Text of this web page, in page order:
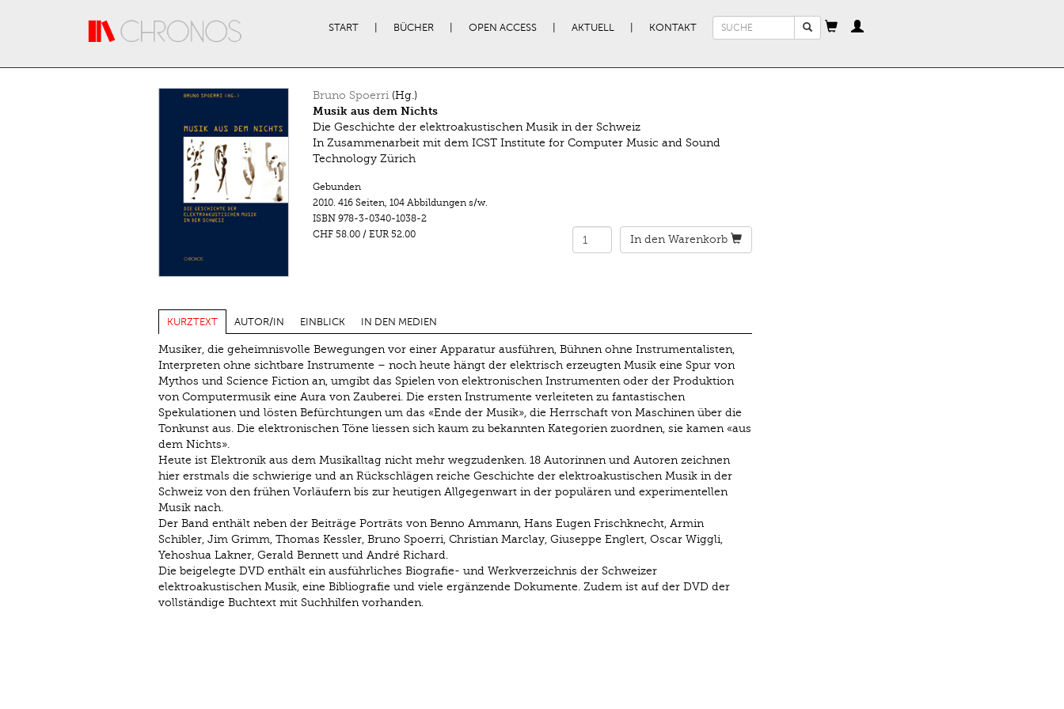
START BÜCHER OPEN ACCESS AKTUELL KONTAKT
Suchformular
Bruno Spoerri(Hg.)
Musik aus dem Nichts
Die Geschichte der elektroakustischen Musik in der Schweiz
In Zusammenarbeit mit dem ICST Institute for Computer Music and Sound
Technology Zürich
Gebunden
2010. 416 Seiten, 104 Abbildungen s/w.
ISBN 978-3-0340-1038-2
CHF 58.00/ EUR 52.00 In den Warenkorb
KURZTEXT AUTOR/IN EINBLICK IN DEN MEDIEN
Musiker, die geheimnisvolle Bewegungen vor einer Apparatur ausführen, Bühnen ohne Instrumentalisten,
Interpreten ohne sichtbare Instrumente – noch heute hängt der elektrisch erzeugten Musik eine Spur von
Mythos und Science Fiction an, umgibt das Spielen von elektronischen Instrumenten oder der Produktion
von Computermusik eine Aura von Zauberei. Die ersten Instrumente verleiteten zu fantastischen
Spekulationen und lösten Befürchtungen um das «Ende der Musik», die Herrschaft von Maschinen über die
Tonkunst aus. Die elektronischen Töne liessen sich kaum zu bekannten Kategorien zuordnen, sie kamen «aus
dem Nichts».
Heute ist Elektronik aus dem Musikalltag nicht mehr wegzudenken. 18 Autorinnen und Autoren zeichnen
hier erstmals die schwierige und an Rückschlägen reiche Geschichte der elektroakustischen Musik in der
Schweiz von den frühen Vorläufern bis zur heutigen Allgegenwart in der populären und experimentellen
Musik nach.
Der Band enthält neben der Beiträge Porträts von Benno Ammann, Hans Eugen Frischknecht, Armin
Schibler, Jim Grimm, Thomas Kessler, Bruno Spoerri, Christian Marclay, Giuseppe Englert, Oscar Wiggli,
Yehoshua Lakner, Gerald Bennett und André Richard.
Die beigelegte DVD enthält ein ausführliches Biografie- und Werkverzeichnis der Schweizer
elektroakustischen Musik, eine Bibliografie und viele ergänzende Dokumente. Zudem ist auf der DVD der
vollständige Buchtext mit Suchhilfen vorhanden.